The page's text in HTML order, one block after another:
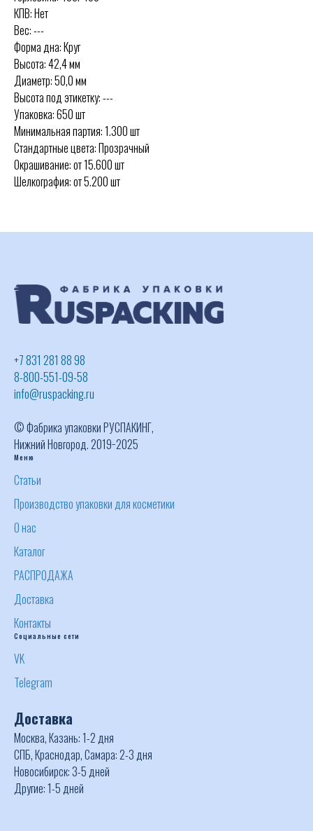
КПВ: Нет
Вес: ---
Форма дна: Круг
Высота: 42,4 мм
Диаметр: 50,0 мм
Высота под этикетку: ---
Упаковка: 650 шт
Минимальная партия: 1.300 шт
Стандартные цвета: Прозрачный
Окрашивание: от 15.600 шт
Шелкография: от 5.200 шт
+7 831 281 88 98
8-800-551-09-58
info@ruspacking.ru
© Фабрика упаковки РУСПАКИНГ,
Нижний Новгород. 2019−2025
Меню
Статьи
Производство упаковки для косметики
О нас
Каталог
РАСПРОДАЖА
Доставка
Контакты
Социальные сети
VK
Telegram
Доставка
Москва, Казань: 1-2 дня
СПБ, Краснодар, Самара: 2-3 дня
Новосибирск: 3-5 дней
Другие: 1-5 дней